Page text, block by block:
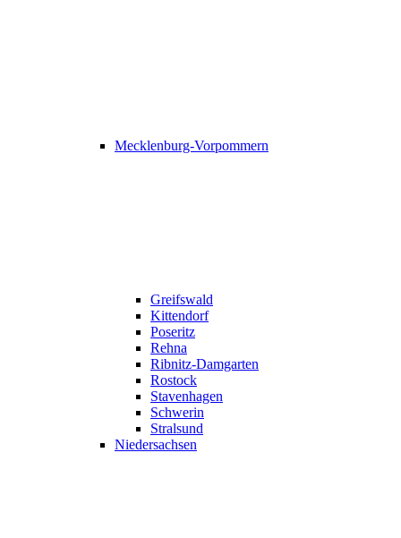
Mecklenburg-Vorpommern
Greifswald
Kittendorf
Poseritz
Rehna
Ribnitz-Damgarten
Rostock
Stavenhagen
Schwerin
Stralsund
Niedersachsen